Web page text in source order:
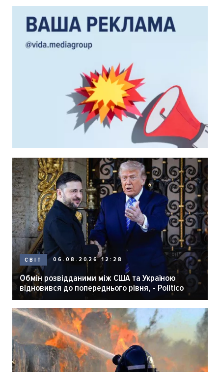
СВІТ 06.08.2026 12:28
Обмін розвідданими між США та Україною
відновився до попереднього рівня, - Politico